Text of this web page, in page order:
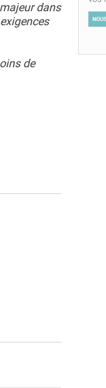
dans
de